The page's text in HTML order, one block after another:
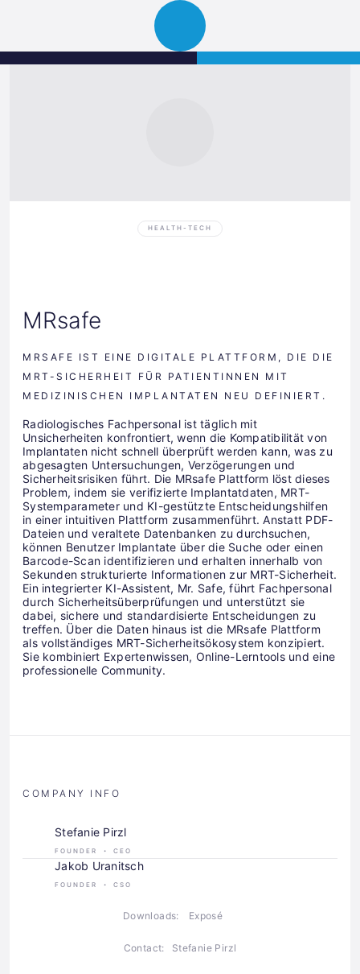
Graz
Navigation
HEALTH-TECH
MRsafe
MRSAFE IST EINE DIGITALE PLATTFORM, DIE DIE
MRT-SICHERHEIT FÜR PATIENTINNEN MIT
MEDIZINISCHEN IMPLANTATEN NEU DEFINIERT.
Radiologisches Fachpersonal ist täglich mit
Unsicherheiten konfrontiert, wenn die Kompatibilität von
Implantaten nicht schnell überprüft werden kann, was zu
abgesagten Untersuchungen, Verzögerungen und
Sicherheitsrisiken führt. Die MRsafe Plattform löst dieses
Problem, indem sie verifizierte Implantatdaten, MRT-
Systemparameter und KI-gestützte Entscheidungshilfen
in einer intuitiven Plattform zusammenführt. Anstatt PDF-
Dateien und veraltete Datenbanken zu durchsuchen,
können Benutzer Implantate über die Suche oder einen
Barcode-Scan identifizieren und erhalten innerhalb von
Sekunden strukturierte Informationen zur MRT-Sicherheit.
Ein integrierter KI-Assistent, Mr. Safe, führt Fachpersonal
durch Sicherheitsüberprüfungen und unterstützt sie
dabei, sichere und standardisierte Entscheidungen zu
treffen. Über die Daten hinaus ist die MRsafe Plattform
als vollständiges MRT-Sicherheitsökosystem konzipiert.
Sie kombiniert Expertenwissen, Online-Lerntools und eine
professionelle Community.
COMPANY INFO
Stefanie Pirzl
FOUNDER CEO
Jakob Uranitsch
FOUNDER CSO
Downloads: Exposé
Contact: Stefanie Pirzl